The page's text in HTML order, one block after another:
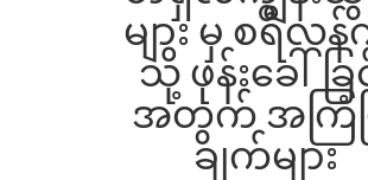
များ မှ စရီလ
သို့ ဖုန်းခေါ်ခြ
အတွက် အကြံ
ချက်များ